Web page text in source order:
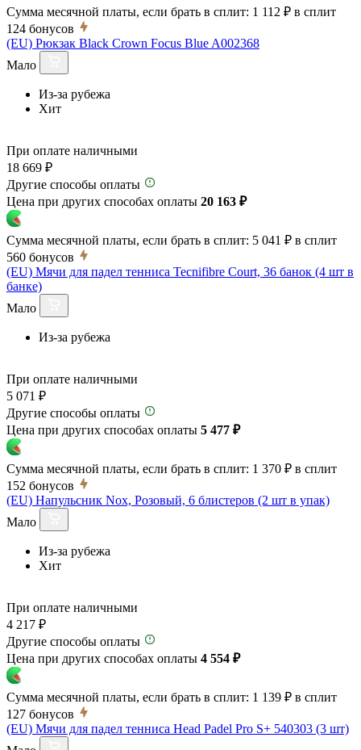
Сумма месячной платы, если брать в сплит: 1 112 ₽ в сплит
124 бонусов
(EU) Рюкзак Black Crown Focus Blue A002368
Мало
Из-за рубежа
Хит
При оплате наличными
18 669 ₽
Другие способы оплаты
Цена при других способах оплаты 20 163 ₽
Сумма месячной платы, если брать в сплит: 5 041 ₽ в сплит
560 бонусов
(EU) Мячи для падел тенниса Tecnifibre Court, 36 банок (4 шт в
банке)
Мало
Из-за рубежа
При оплате наличными
5 071 ₽
Другие способы оплаты
Цена при других способах оплаты 5 477 ₽
Сумма месячной платы, если брать в сплит: 1 370 ₽ в сплит
152 бонусов
(EU) Напульсник Nox, Розовый, 6 блистеров (2 шт в упак)
Мало
Из-за рубежа
Хит
При оплате наличными
4 217 ₽
Другие способы оплаты
Цена при других способах оплаты 4 554 ₽
Сумма месячной платы, если брать в сплит: 1 139 ₽ в сплит
127 бонусов
(EU) Мячи для падел тенниса Head Padel Pro S+ 540303 (3 шт)